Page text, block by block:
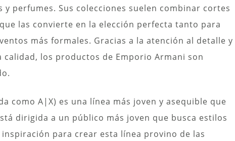
perfumes. Sus colecciones suelen combinar cortes
las convierte en la elección perfecta tanto para
más formales. Gracias a la atención al detalle y
los productos de Emporio Armani son
como A|X) es una línea más joven y asequible que
dirigida a un público más joven que busca estilos
inspiración para crear esta línea provino de las